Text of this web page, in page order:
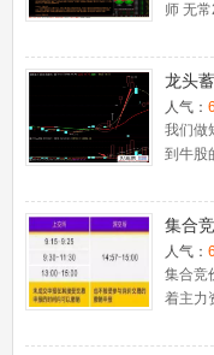
师 无
龙头
一时
捉涨
人气：
我们做
到牛
集合
（附
人气：
集合竞
着主